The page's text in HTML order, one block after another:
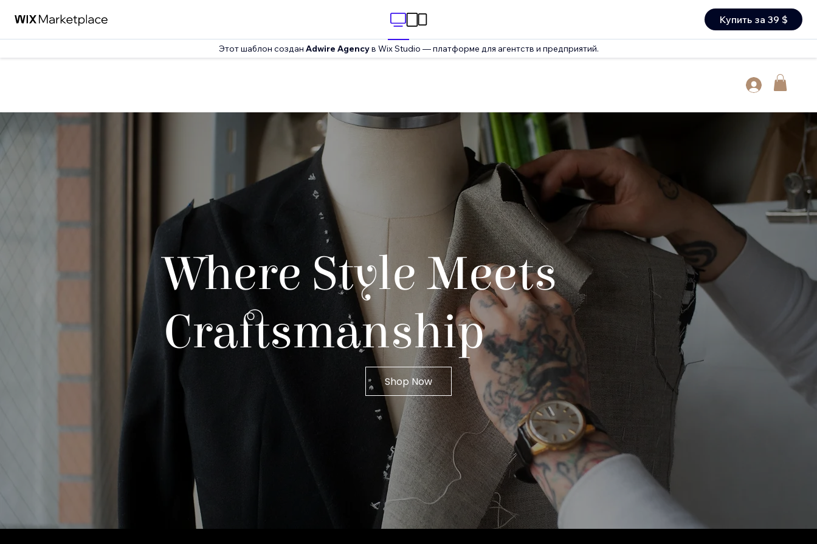
Купить за 39 $
Этот шаблон создан Adwire Agencyв Wix Studio — платформе для агентств и предприятий.